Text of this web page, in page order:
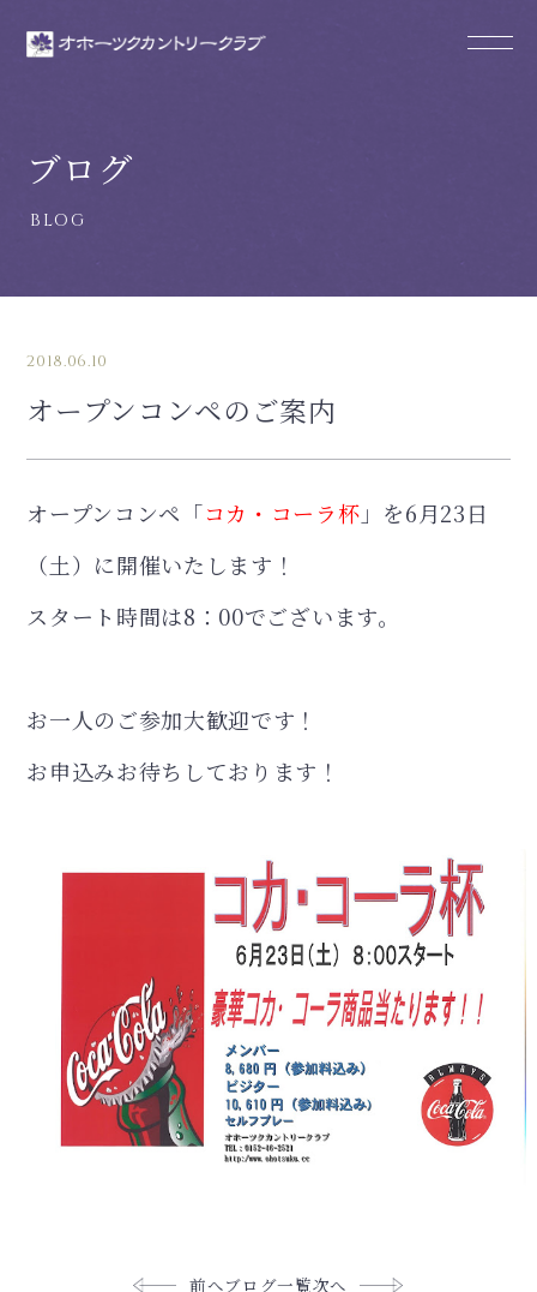
ブログ
2018.06.10
オープンコンペのご案内
オープンコンペ「コカ・コーラ杯 」を6月23日
（土）に開催いたします！
スタート時間は8：00でございます。
お一人のご参加大歓迎です！
お申込みお待ちしております！
前へブログ一覧次へ